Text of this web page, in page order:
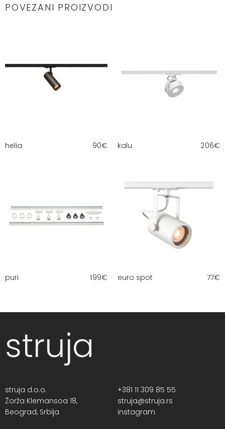
POVEZANI PROIZVODI
helia 90€ kalu 206€
puri 199€ euro spot 77€
struja
struja d.o.o.
Žorža Klemansoa 18,
Beograd, Srbija
+381 11 309 85 55
struja@struja.rs
instagram